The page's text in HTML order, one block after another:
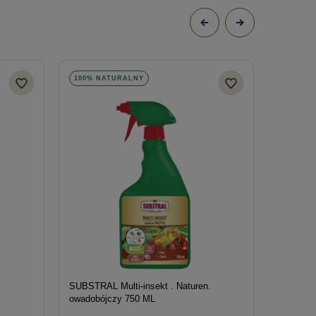
100% NATURALNY
SUBSTRAL Multi-insekt . Naturen.
owadobójczy 750 ML